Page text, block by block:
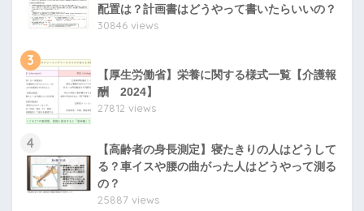
配置は？計画書はどうやって書いたらいいの？
30846 views
3
【厚生労働省】栄養に関する様式一覧【介護報
酬 2024】
27812 views
4
【高齢者の身長測定】寝たきりの人はどうして
る？車イスや腰の曲がった人はどうやって測る
の？
25887 views